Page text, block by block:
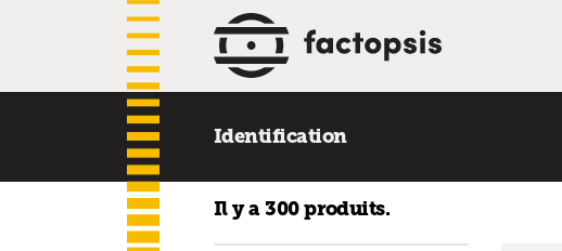
Identification
Il y a 300 produits.